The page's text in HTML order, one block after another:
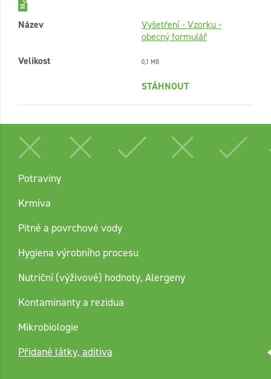
Název
Vyšetření - Vzorku -
obecný formulář
Velikost
0,1 MB
STÁHNOUT
Potraviny
Krmiva
Pitné a povrchové vody
Hygiena výrobního procesu
Nutriční (výživové) hodnoty, Alergeny
Kontaminanty a rezidua
Mikrobiologie
Přidané látky, aditiva